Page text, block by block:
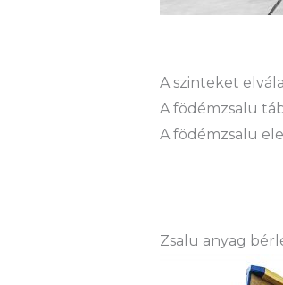
A szinteket
A födémzsalu
A födémzsalu
Zsalu anyag